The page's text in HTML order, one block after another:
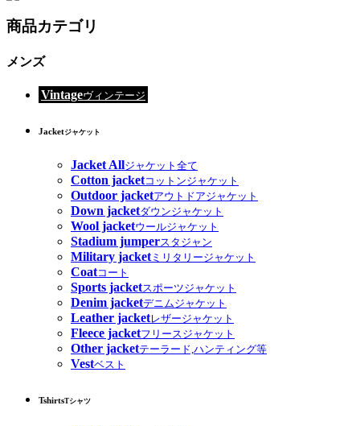
商品カテゴリ
メンズ
Vintageヴィンテージ
Jacketジャケット
Jacket Allジャケット全て
Cotton jacketコットンジャケット
Outdoor jacketアウトドアジャケット
Down jacketダウンジャケット
Wool jacketウールジャケット
Stadium jumperスタジャン
Military jacketミリタリージャケット
Coatコート
Sports jacketスポーツジャケット
Denim jacketデニムジャケット
Leather jacketレザージャケット
Fleece jacketフリースジャケット
Other jacketテーラード,ハンティング等
Vestベスト
TshirtsTシャツ